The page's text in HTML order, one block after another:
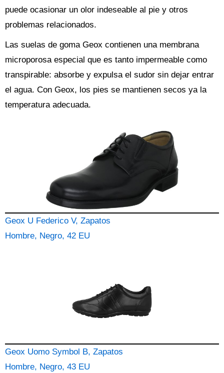
puede ocasionar un olor indeseable al pie y otros
problemas relacionados.
Las suelas de goma Geox contienen una membrana
microporosa especial que es tanto impermeable como
transpirable: absorbe y expulsa el sudor sin dejar entrar
el agua. Con Geox, los pies se mantienen secos ya la
temperatura adecuada.
Geox U Federico V, Zapatos
Hombre, Negro, 42 EU
Geox Uomo Symbol B, Zapatos
Hombre, Negro, 43 EU